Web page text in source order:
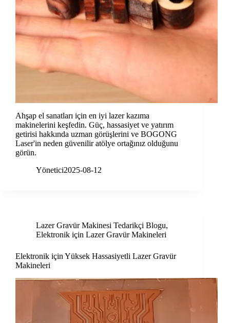
Ahşap el sanatları için en iyi lazer kazıma
makinelerini keşfedin. Güç, hassasiyet ve yatırım
getirisi hakkında uzman görüşlerini ve BOGONG
Laser'in neden güvenilir atölye ortağınız olduğunu
görün.
Yönetici2025-08-12
Lazer Gravür Makinesi Tedarikçi Blogu,
Elektronik için Lazer Gravür Makineleri
Elektronik için Yüksek Hassasiyetli Lazer Gravür
Makineleri